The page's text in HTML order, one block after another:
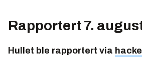
Rapportert 7.
Hullet ble rapportert via